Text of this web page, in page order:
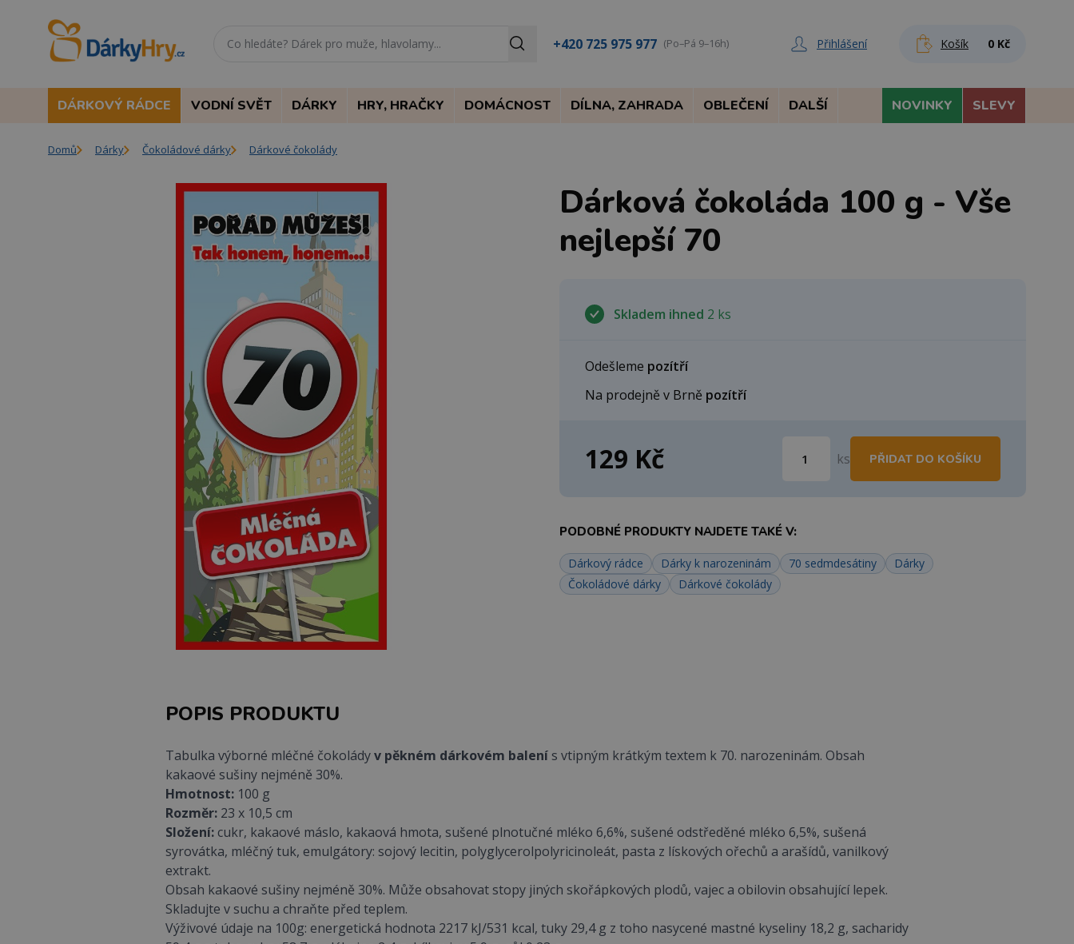
+420 725 975 977 (Po–Pá 9–16h) Přihlášení Košík 0 Kč
DÁRKOVÝ RÁDCE VODNÍ SVĚT DÁRKY HRY, HRAČKY DOMÁCNOST DÍLNA, ZAHRADA OBLEČENÍ DALŠÍ NOVINKY SLEVY
Domů Dárky Čokoládové dárky Dárkové čokolády
Dárková čokoláda 100 g - Vše
nejlepší 70
Skladem ihned 2 ks
Odešleme pozítří
Na prodejně v Brně pozítří
129 Kč ks PŘIDAT DO KOŠÍKU
PODOBNÉ PRODUKTY NAJDETE TAKÉ V:
Dárkový rádce Dárky k narozeninám 70 sedmdesátiny
Dárky
Čokoládové dárky
Dárkové čokolády
POPIS PRODUKTU
Tabulka výborné mléčné čokoládyv pěkném dárkovém balení s vtipným krátkým textem k 70. narozeninám. Obsah
kakaové sušiny nejméně 30%.
Hmotnost: 100 g
Rozměr: 23 x 10,5 cm
Složení:cukr, kakaové máslo, kakaová hmota, sušené plnotučné mléko 6,6%, sušené odstředěné mléko 6,5%, sušená
syrovátka, mléčný tuk, emulgátory: sojový lecitin, polyglycerolpolyricinoleát, pasta z lískových ořechů a arašídů, vanilkový
extrakt.
Obsah kakaové sušiny nejméně 30%. Může obsahovat stopy jiných skořápkových plodů, vajec a obilovin obsahující lepek.
Skladujte v suchu a chraňte před teplem.
Výživové údaje na 100g: energetická hodnota 2217 kJ/531 kcal, tuky 29,4 g z toho nasycené mastné kyseliny 18,2 g, sacharidy